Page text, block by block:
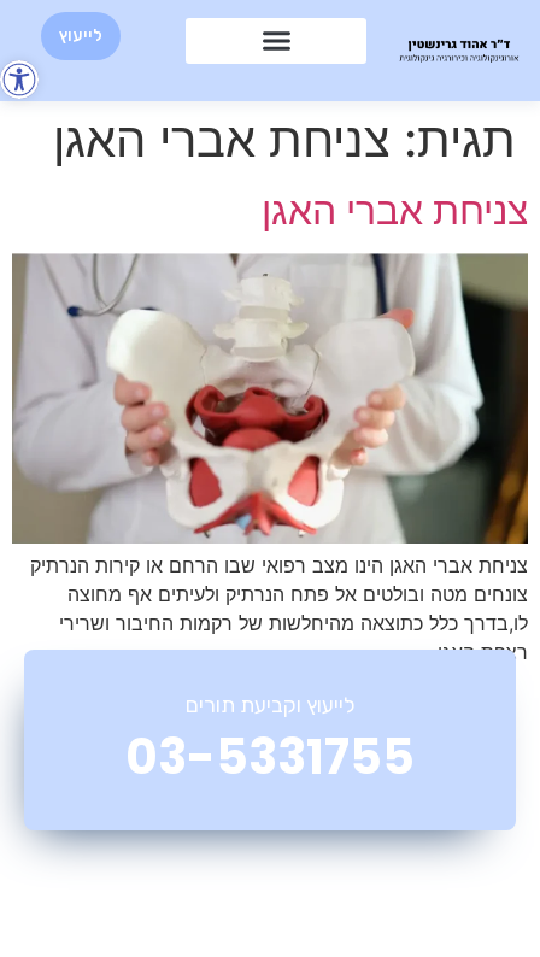
לייעוץ
תגית: צניחת אברי האגן
צניחת אברי האגן
צניחת אברי האגן הינו מצב רפואי שבו הרחם או קירות הנרתיק
צונחים מטה ובולטים אל פתח הנרתיק ולעיתים אף מחוצה
לו,בדרך כלל כתוצאה מהיחלשות של רקמות החיבור ושרירי
רצפת האגן.
לייעוץ וקביעת תורים
03-5331755